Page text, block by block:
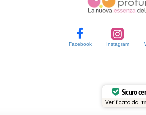
Facebook Instagram
Sicuro
Verificato da